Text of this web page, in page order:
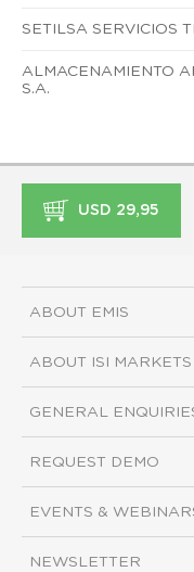
SETILSA SERVICIOS
ALMACENAMIENTO
S.A.
USD 29,95
ABOUT EMIS
ABOUT ISI MARKETS
GENERAL
REQUEST DEMO
EVENTS &
NEWSLETTER